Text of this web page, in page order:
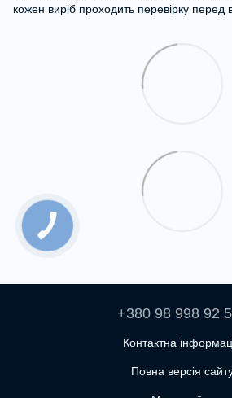
кожен виріб проходить перевірку перед
+380 98 998 92
Контактна
Повна версія